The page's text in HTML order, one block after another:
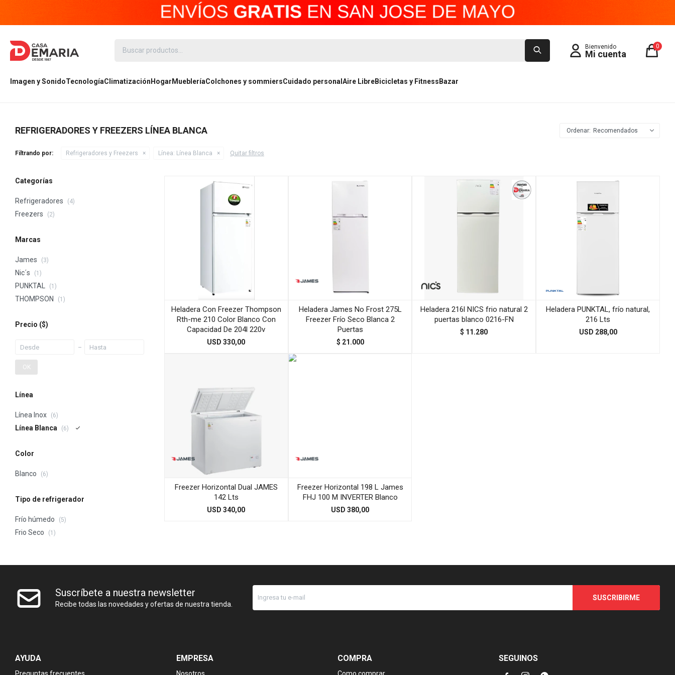
Imagen y SonidoTecnologíaClimatización Hogar MuebleríaColchones y sommiersCuidado personal Aire LibreBicicletas y Fitness Bazar
0
REFRIGERADORES Y FREEZERS LÍNEA BLANCA Recomendados
Filtrando por: Refrigeradores y Freezers Línea: Línea Blanca Quitar filtros
Heladera Con Freezer Thompson
Rth-me 210 Color Blanco Con
Capacidad De 204l 220v
USD 330,00
Heladera James No Frost 275L
Freezer Frío Seco Blanca 2
Puertas
$ 21.000
Heladera 216l NICS frio natural 2
puertas blanco 0216-FN
$ 11.280
Heladera PUNKTAL, frío natural,
216 Lts
USD 288,00
Freezer Horizontal Dual JAMES
142 Lts
USD 340,00
Freezer Horizontal 198 L James
FHJ 100 M INVERTER Blanco
USD 380,00
Categorías
Refrigeradores (4)
Freezers (2)
Marcas
James (3)
Nic´s (1)
PUNKTAL (1)
THOMPSON (1)
Precio ($)
OK
Línea
Línea Inox (6)
Línea Blanca (6)
Color
Blanco (6)
Tipo de refrigerador
Frío húmedo (5)
Frio Seco (1)
Suscríbete a nuestra newsletter
Recibe todas las novedades y ofertas de nuestra tienda.
SUSCRIBIRME
AYUDA EMPRESA COMPRA SEGUINOS